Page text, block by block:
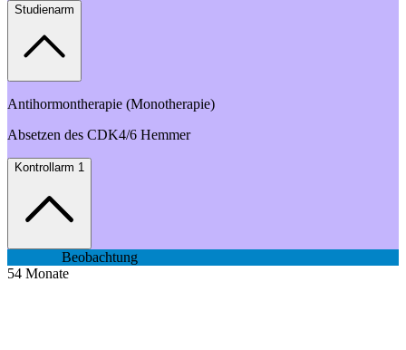
Studienarm
Antihormontherapie (Monotherapie)
Absetzen des CDK4/6 Hemmer
Kontrollarm 1
Beobachtung
54 Monate